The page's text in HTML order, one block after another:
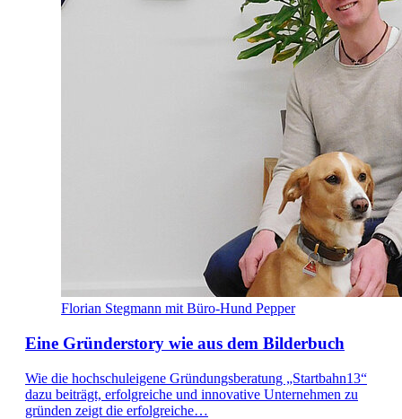
Florian Stegmann mit Büro-Hund Pepper
Eine Gründerstory wie aus dem Bilderbuch
Wie die hochschuleigene Gründungsberatung „Startbahn13“
dazu beiträgt, erfolgreiche und innovative Unternehmen zu
gründen zeigt die erfolgreiche…